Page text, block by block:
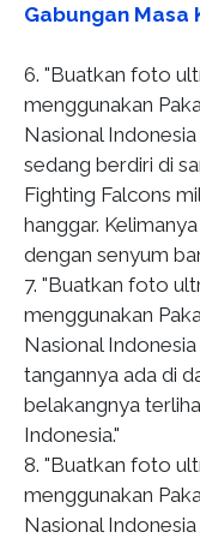
Gabungan Masa
6. "Buatkan foto
menggunakan
Nasional
sedang berdiri di
Fighting Falcons
hanggar.
dengan senyum
7. "Buatkan foto
menggunakan
Nasional
tangannya ada di
belakangnya
Indonesia."
8. "Buatkan foto
menggunakan
Nasional